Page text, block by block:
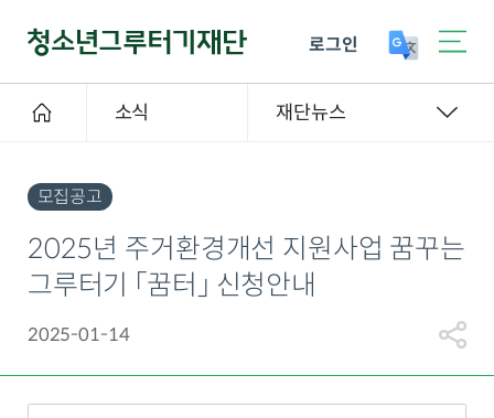
로그인
소식 재단뉴스
모집공고
2025년 주거환경개선 지원사업 꿈꾸는
그루터기 「꿈터」 신청안내
2025-01-14